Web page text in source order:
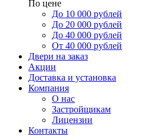
По цене
До 10 000 рублей
До 20 000 рублей
До 40 000 рублей
От 40 000 рублей
Двери на заказ
Акции
Доставка и установка
Компания
О нас
Застройщикам
Лицензии
Контакты